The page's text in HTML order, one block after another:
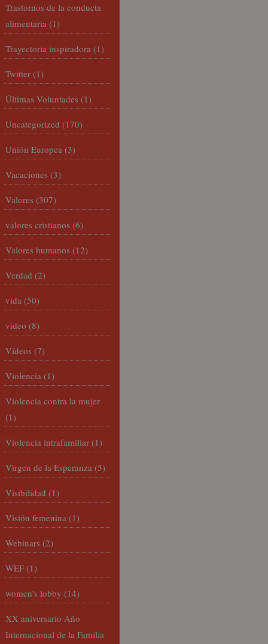
Trastornos de la conducta
alimentaria (1)
Trayectoria inspiradora (1)
Twitter (1)
Últimas Voluntades (1)
Uncategorized (170)
Unión Europea (3)
Vacaciones (3)
Valores (307)
valores cristianos (6)
Valores humanos (12)
Verdad (2)
vida (50)
video (8)
Vídeos (7)
Violencia (1)
Violencia contra la mujer
(1)
Violencia intrafamiliar (1)
Virgen de la Esperanza (5)
Visibilidad (1)
Visión femenina (1)
Webinars (2)
WEF (1)
women's lobby (14)
XX aniversario Año
Internacional de la Familia